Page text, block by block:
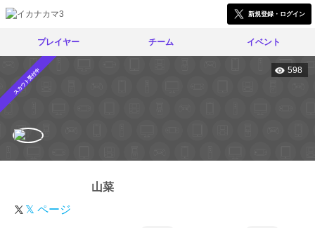
新規登録・ログイン
プレイヤー チーム イベント
スカウト受付中 598
山菜
𝕏 ページ